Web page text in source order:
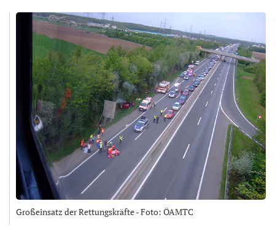
Großeinsatz der Rettungskräfte - Foto: ÖAMTC